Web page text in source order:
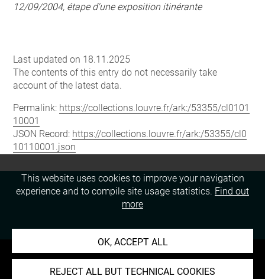
12/09/2004, étape d'une exposition itinérante
Last updated on 18.11.2025
The contents of this entry do not necessarily take
account of the latest data.
Permalink: https://collections.louvre.fr/ark:/53355/cl0101
10001
JSON Record: https://collections.louvre.fr/ark:/53355/cl0
10110001.json
This website uses cookies to improve your navigation
experience and to compile site usage statistics. Find out
more
OK, ACCEPT ALL
REJECT ALL BUT TECHNICAL COOKIES